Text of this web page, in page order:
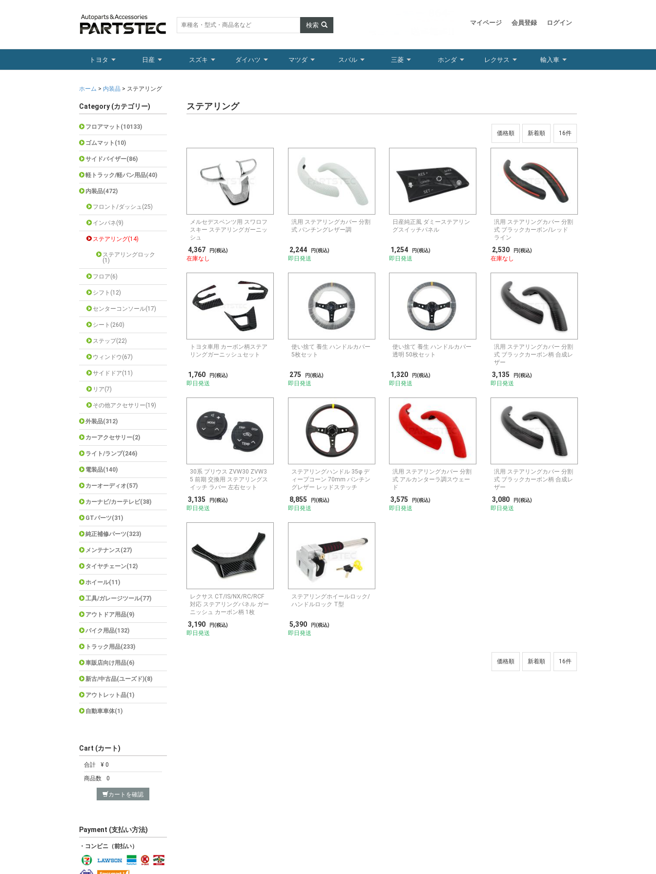
検索 マイページ 会員登録 ログイン
トヨタ 日産 スズキ ダイハツ マツダ スバル 三菱 ホンダ レクサス 輸入車
ホーム > 内装品 > ステアリング
Category (カテゴリー)
フロアマット(10133)
ゴムマット(10)
サイドバイザー(86)
軽トラック/軽バン用品(40)
内装品(472)
フロント/ダッシュ(25)
インパネ(9)
ステアリング(14)
ステアリングロック
(1)
フロア(6)
シフト(12)
センターコンソール(17)
シート(260)
ステップ(22)
ウィンドウ(67)
サイドドア(11)
リア(7)
その他アクセサリー(19)
外装品(312)
カーアクセサリー(2)
ライト/ランプ(246)
電装品(140)
カーオーディオ(57)
カーナビ/カーテレビ(38)
GTパーツ(31)
純正補修パーツ(323)
メンテナンス(27)
タイヤチェーン(12)
ホイール(11)
工具/ガレージツール(77)
アウトドア用品(9)
バイク用品(132)
トラック用品(233)
車販店向け用品(6)
新古/中古品(ユーズド)(8)
アウトレット品(1)
自動車車体(1)
Cart (カート)
合計
¥ 0
商品数
0
カートを確認
Payment (支払い方法)
・コンビニ（前払い）
ステアリング
価格順 新着順
メルセデスベンツ用 スワロフ
スキー ステアリングガーニッ
シュ
4,367 円(税込)
在庫なし
汎用 ステアリングカバー 分割
式 パンチングレザー調
2,244 円(税込)
即日発送
日産純正風 ダミーステアリン
グスイッチパネル
1,254 円(税込)
即日発送
汎用 ステアリングカバー 分割
式 ブラックカーボン/レッド
ライン
2,530 円(税込)
在庫なし
トヨタ車用 カーボン柄ステア
リングガーニッシュセット
1,760 円(税込)
即日発送
使い捨て 養生 ハンドルカバー
5枚セット
275 円(税込)
即日発送
使い捨て 養生 ハンドルカバー
透明 50枚セット
1,320 円(税込)
即日発送
汎用 ステアリングカバー 分割
式 ブラックカーボン柄 合成レ
ザー
3,135 円(税込)
即日発送
30系 プリウス ZVW30 ZVW3
5 前期 交換用 ステアリングス
イッチ ラバー 左右セット
3,135 円(税込)
即日発送
ステアリングハンドル 35φ デ
ィープコーン 70mm パンチン
グレザー レッドステッチ
8,855 円(税込)
即日発送
汎用 ステアリングカバー 分割
式 アルカンターラ調スウェー
ド
3,575 円(税込)
即日発送
汎用 ステアリングカバー 分割
式 ブラックカーボン柄 合成レ
ザー
3,080 円(税込)
即日発送
レクサス CT/IS/NX/RC/RCF
対応 ステアリングパネル ガー
ニッシュ カーボン柄 1枚
3,190 円(税込)
即日発送
ステアリングホイールロック/
ハンドルロック T型
5,390 円(税込)
即日発送
価格順 新着順